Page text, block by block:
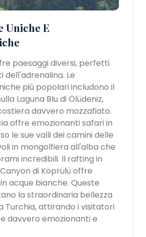
Uniche E
paesaggi diversi, perfetti
dell'adrenalina. Le
più popolari includono il
Laguna Blu di Ölüdeniz,
davvero mozzafiato.
offre emozionanti safari in
le sue valli dei camini delle
in mongolfiera all'alba che
incredibili. Il rafting in
di Köprülü offre
acque bianche. Queste
la straordinaria bellezza
Turchia, attirando i visitatori
davvero emozionanti e